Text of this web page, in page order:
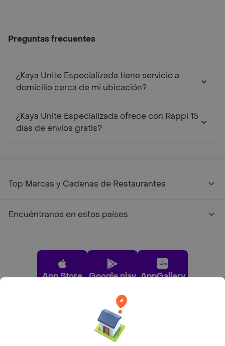
Preguntas frecuentes
¿Kaya Unite Especializada tiene servicio a
domicilio cerca de mi ubicación?
¿Kaya Unite Especializada ofrece con Rappi 15
días de envíos gratis?
Top Marcas y Cadenas de Restaurantes
Encuéntranos en estos países
App Store Google play AppGallery
Pide tu comida favorita cerca de ti